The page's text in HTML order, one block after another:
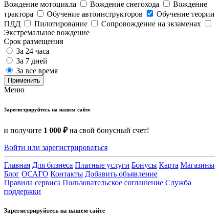
Вождение мотоцикла Вождение снегохода
Вождение
трактора
Обучение автоинструкторов
Обучение теории
ПДД
Пилотирование
Сопровождение на экзаменах
Экстремальное вождение
Срок размещения
За 24 часа
За 7 дней
За все время
Применить
Меню
Зарегистрируйтесь на нашем сайте
и получите 1 000 ₽на свой бонусный счет!
Войти или зарегистрироваться
Главная Для бизнеса Платные услуги Бонусы Карта Магазины
Блог ОСАГО Контакты Добавить объявление
Правила сервиса Пользовательское соглашение Служба
поддержки
Зарегистрируйтесь на нашем сайте